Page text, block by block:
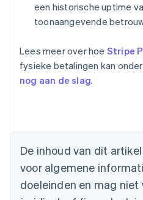
een historische uptime
toonaangevende
Lees meer over hoe Stripe
fysieke betalingen kan
nog aan de slag.
De inhoud van dit
voor algemene
doeleinden en mag
Português English
Bulgarije
English
Canada